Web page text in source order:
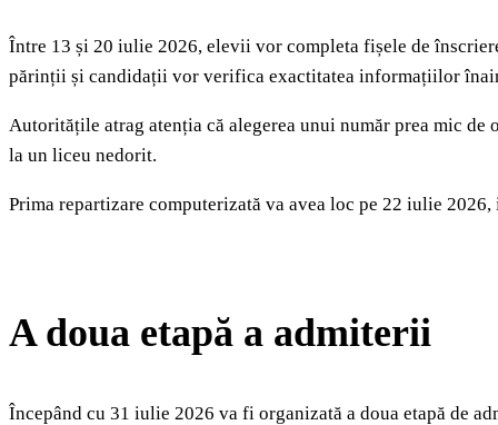
Între 13 și 20 iulie 2026, elevii vor completa fișele de
părinții și candidații vor verifica exactitatea informațiilor
Autoritățile atrag atenția că alegerea unui număr prea mic
la un liceu nedorit.
Prima repartizare computerizată va avea loc pe 22 iulie
A doua etapă a admiterii
Începând cu 31 iulie 2026 va fi organizată a doua etapă de